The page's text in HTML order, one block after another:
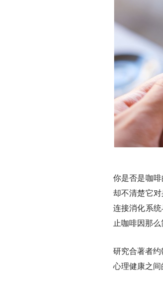
你是否是咖
却不清楚它
连接消化系
止咖啡因那么
研究合著者
心理健康之